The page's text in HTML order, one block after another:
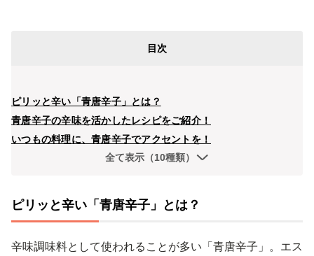
目次
ピリッと辛い「青唐辛子」とは？
青唐辛子の辛味を活かしたレシピをご紹介！
いつもの料理に、青唐辛子でアクセントを！
全て表示（10種類）
ピリッと辛い「青唐辛子」とは？
辛味調味料として使われることが多い「青唐辛子」。エス